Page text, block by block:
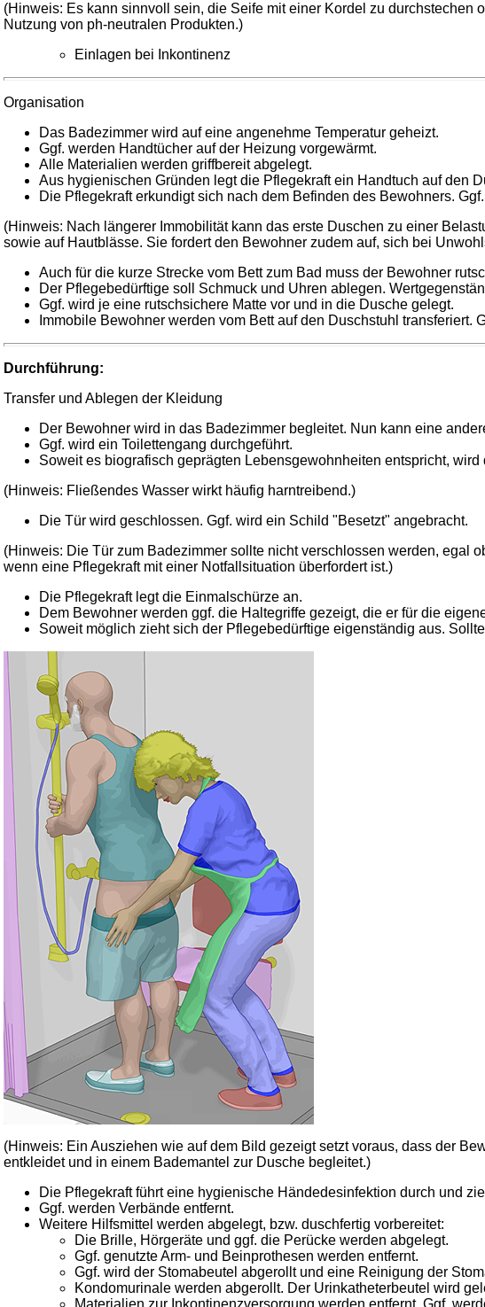
(Hinweis: Es kann sinnvoll sein, die Seife mit einer Kordel zu durchstechen
Nutzung von ph-neutralen Produkten.)
Einlagen bei Inkontinenz
Organisation
Das Badezimmer wird auf eine angenehme Temperatur geheizt.
Ggf. werden Handtücher auf der Heizung vorgewärmt.
Alle Materialien werden griffbereit abgelegt.
Aus hygienischen Gründen legt die Pflegekraft ein Handtuch auf den
Die Pflegekraft erkundigt sich nach dem Befinden des Bewohners.
(Hinweis: Nach längerer Immobilität kann das erste Duschen zu einer
sowie auf Hautblässe. Sie fordert den Bewohner zudem auf, sich bei
Auch für die kurze Strecke vom Bett zum Bad muss der Bewohner
Der Pflegebedürftige soll Schmuck und Uhren ablegen.
Ggf. wird je eine rutschsichere Matte vor und in die Dusche gelegt.
Immobile Bewohner werden vom Bett auf den Duschstuhl transferiert.
Durchführung:
Transfer und Ablegen der Kleidung
Der Bewohner wird in das Badezimmer begleitet. Nun kann eine
Ggf. wird ein Toilettengang durchgeführt.
Soweit es biografisch geprägten Lebensgewohnheiten entspricht,
(Hinweis: Fließendes Wasser wirkt häufig harntreibend.)
Die Tür wird geschlossen. Ggf. wird ein Schild "Besetzt" angebracht.
(Hinweis: Die Tür zum Badezimmer sollte nicht verschlossen werden, egal
wenn eine Pflegekraft mit einer Notfallsituation überfordert ist.)
Die Pflegekraft legt die Einmalschürze an.
Dem Bewohner werden ggf. die Haltegriffe gezeigt, die er für die
Soweit möglich zieht sich der Pflegebedürftige eigenständig aus.
(Hinweis: Ein Ausziehen wie auf dem Bild gezeigt setzt voraus, dass der
entkleidet und in einem Bademantel zur Dusche begleitet.)
Die Pflegekraft führt eine hygienische Händedesinfektion durch und
Ggf. werden Verbände entfernt.
Weitere Hilfsmittel werden abgelegt, bzw. duschfertig vorbereitet:
Die Brille, Hörgeräte und ggf. die Perücke werden abgelegt.
Ggf. genutzte Arm- und Beinprothesen werden entfernt.
Ggf. wird der Stomabeutel abgerollt und eine Reinigung der
Kondomurinale werden abgerollt. Der Urinkatheterbeutel wird
Materialien zur Inkontinenzversorgung werden entfernt. Ggf.